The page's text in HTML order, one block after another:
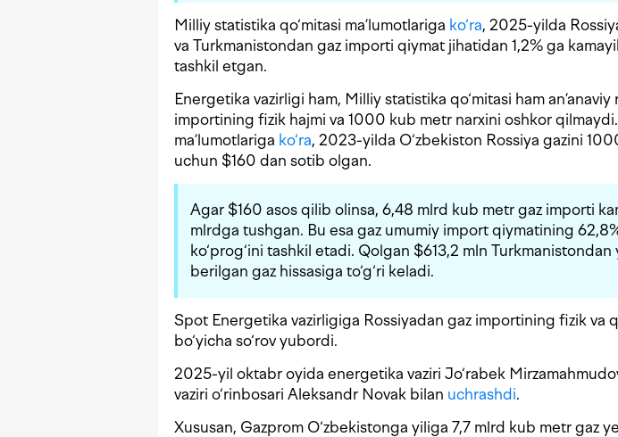
Milliy statistika qo‘mitasi ma’lumotlariga ko‘ra, 2025-yilda
va Turkmanistondan gaz importi qiymat jihatidan 1,2% ga
tashkil etgan.
Energetika vazirligi ham, Milliy statistika qo‘mitasi ham an’anaviy
importining fizik hajmi va 1000 kub metr narxini oshkor
ma’lumotlariga ko‘ra, 2023-yilda O‘zbekiston Rossiya gazini
uchun $160 dan sotib olgan.
Agar $160 asos qilib olinsa, 6,48 mlrd kub metr gaz importi
mlrdga tushgan. Bu esa gaz umumiy import qiymatining
ko‘prog‘ini tashkil etadi. Qolgan $613,2 mln Turkmanistondan
berilgan gaz hissasiga to‘g‘ri keladi.
Spot Energetika vazirligiga Rossiyadan gaz importining fizik va
bo‘yicha so‘rov yubordi.
2025-yil oktabr oyida energetika vaziri Jo‘rabek
vaziri o‘rinbosari Aleksandr Novak bilan uchrashdi.
Xususan, Gazprom O‘zbekistonga yiliga 7,7 mlrd kub metr gaz